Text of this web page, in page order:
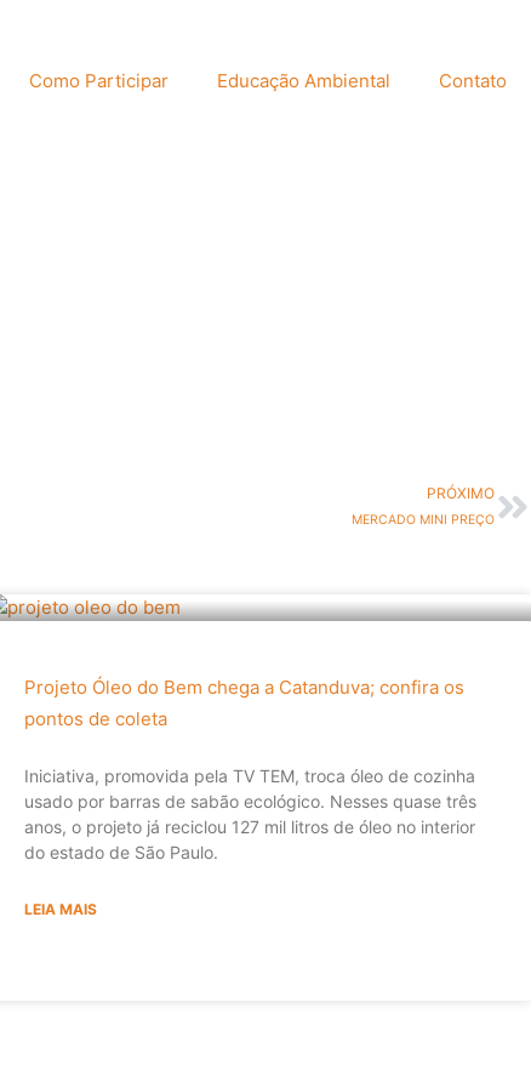
Como Participar Educação Ambiental Contato
PRÓXIMO
MERCADO MINI PREÇO
Projeto Óleo do Bem chega a Catanduva; confira os
pontos de coleta
Iniciativa, promovida pela TV TEM, troca óleo de cozinha
usado por barras de sabão ecológico. Nesses quase três
anos, o projeto já reciclou 127 mil litros de óleo no interior
do estado de São Paulo.
LEIA MAIS